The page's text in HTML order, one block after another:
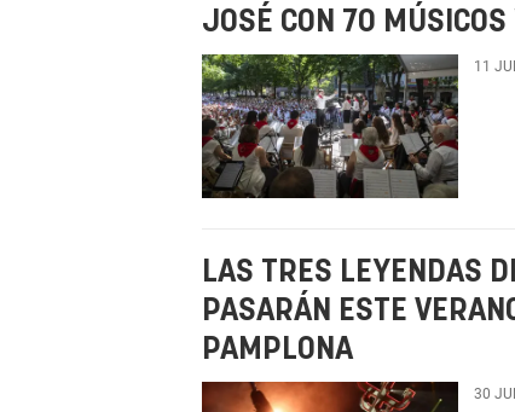
JOSÉ CON 70
11
LAS TRES LEYENDAS
PASARÁN ESTE
PAMPLONA
30